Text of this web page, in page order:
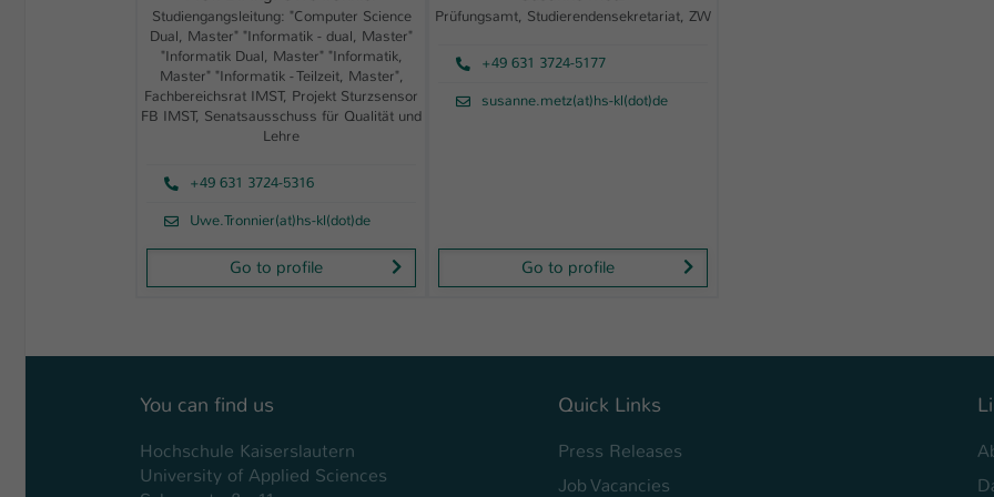
Studiengangsleitung: "Computer Science
Dual, Master" "Informatik - dual, Master"
"Informatik Dual, Master" "Informatik,
Master" "Informatik - Teilzeit, Master",
Fachbereichsrat IMST, Projekt Sturzsensor
FB IMST, Senatsausschuss für Qualität und
Lehre
+49 631 3724-5316
Uwe.Tronnier(at)hs-kl(dot)de
Go to profile
Prüfungsamt, Studierendensekretariat, ZW
+49 631 3724-5177
susanne.metz(at)hs-kl(dot)de
Go to profile
You can find us
Hochschule Kaiserslautern
University of Applied Sciences
Quick Links
Press Releases
Job Vacancies